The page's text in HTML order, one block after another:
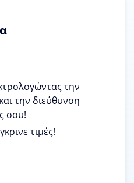
την
την διεύθυνση
σου!
τιμές!